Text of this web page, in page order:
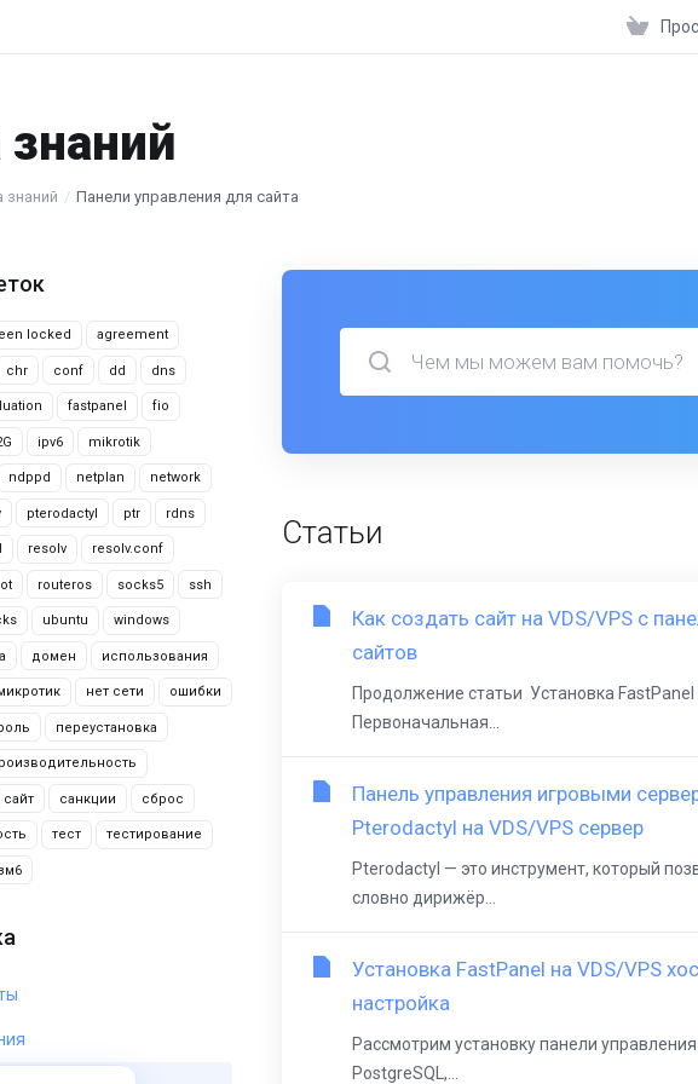
знаний
знаний Панели управления для сайта
locked agreement
chr conf dd dns
fastpanel fio
ipv6 mikrotik
ndppd netplan network
pterodactyl ptr rdns
resolv resolv.conf
routeros socks5 ssh
ubuntu windows
домен использования
нет сети ошибки
переустановка
сайт санкции сброс
тест тестирование
Статьи
Как создать сайт на VDS/VPS с
сайтов
Продолжение статьи Установка FastPanel
Первоначальная...
Панель управления игровыми
Pterodactyl на VDS/VPS сервер
Pterodactyl — это инструмент, который
словно дирижёр...
Установка FastPanel на VDS/VPS
настройка
Рассмотрим установку панели
PostgreSQL,...